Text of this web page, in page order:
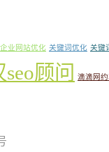
企业网站优化 关键词优化 关键
顾问 滴滴网约